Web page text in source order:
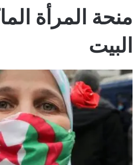
منحة المرأة
البيت